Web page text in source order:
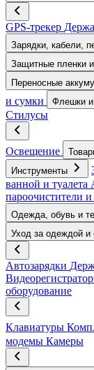
GPS-трекер
Зарядки, кабели,
Защитные пленки
Переносные
и сумки
Флешки и
Стилусы
Освещение
Инструменты
ванной и туалета
пароочистители
Одежда, обувь и
Уход за одеждой и
Автозарядки
оборудование
Клавиатуры
модемы Камеры